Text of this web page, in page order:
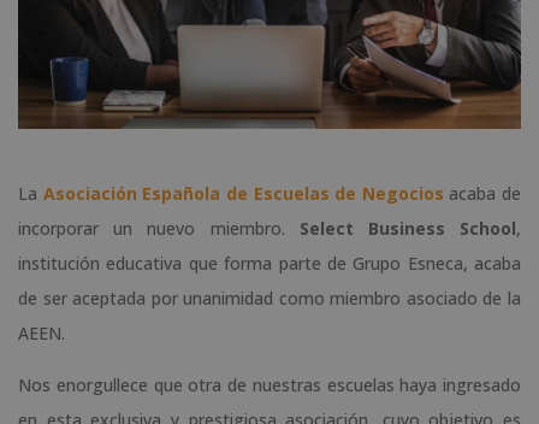
La Asociación Española de Escuelas de Negocios acaba de
incorporar un nuevo miembro. Select Business School,
institución educativa que forma parte de Grupo Esneca, acaba
de ser aceptada por unanimidad como miembro asociado de la
AEEN.
Nos enorgullece que otra de nuestras escuelas haya ingresado